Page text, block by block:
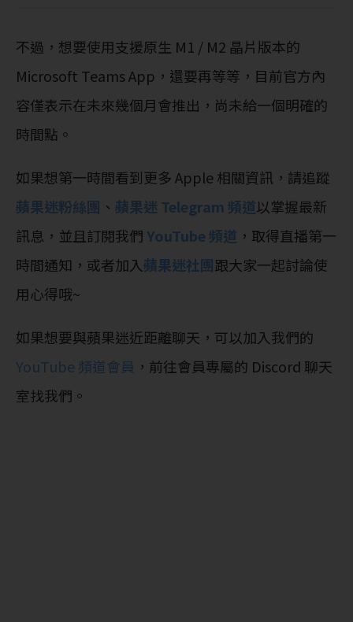
不過，想要使用支援原生 M1 / M2 晶片版本的
Microsoft Teams App，還要再等等，目前官方內
容僅表示在未來幾個月會推出，尚未給一個明確的
時間點。
如果想第一時間看到更多 Apple 相關資訊，請追蹤
蘋果迷粉絲團 、 蘋果迷 Telegram 頻道以掌握最新
訊息，並且訂閱我們YouTube 頻道 ，取得直播第一
時間通知，或者加入蘋果迷社團跟大家一起討論使
用心得哦~
如果想要與蘋果迷近距離聊天，可以加入我們的
YouTube 頻道會員 ，前往會員專屬的 Discord 聊天
室找我們。